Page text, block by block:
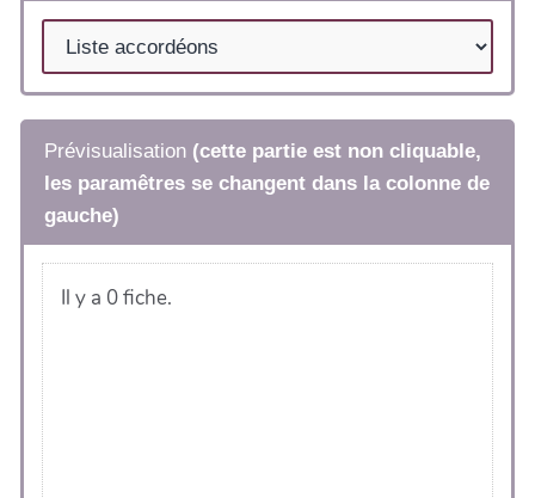
Prévisualisation (cette partie est non cliquable,
les paramêtres se changent dans la colonne de
gauche)